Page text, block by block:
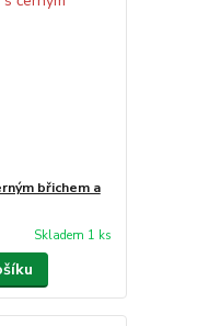
břichem a
Skladem 1 ks